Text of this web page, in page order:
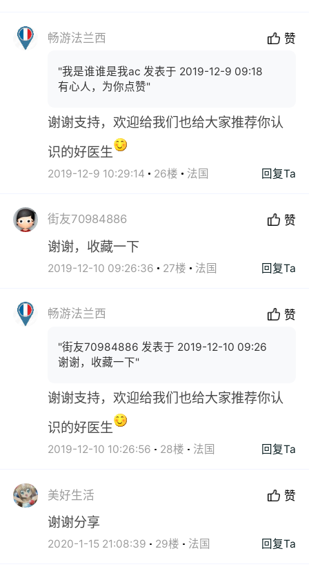
畅游法兰西 赞
"我是谁谁是我ac 发表于 2019-12-9 09:18
有心人，为你点赞"
谢谢支持，欢迎给我们也给大家推荐你认
识的好医生
2019-12-9 10:29:14 26楼 法国 回复Ta
街友70984886 赞
谢谢，收藏一下
2019-12-10 09:26:36 27楼 法国 回复Ta
畅游法兰西 赞
"街友70984886 发表于 2019-12-10 09:26
谢谢，收藏一下"
谢谢支持，欢迎给我们也给大家推荐你认
识的好医生
2019-12-10 10:26:56 28楼 法国 回复Ta
美好生活 赞
谢谢分享
2020-1-15 21:08:39 29楼 法国 回复Ta